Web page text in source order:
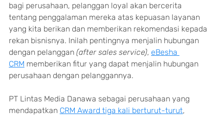
bagi perusahaan, pelanggan loyal akan bercerita
tentang penggalaman mereka atas kepuasan layanan
yang kita berikan dan memberikan rekomendasi kepada
rekan bisnisnya. Inilah pentingnya menjalin hubungan
dengan pelanggan (after sales service), eBesha
CRM memberikan fitur yang dapat menjalin hubungan
perusahaan dengan pelanggannya.
PT Lintas Media Danawa sebagai perusahaan yang
mendapatkan CRM Award tiga kali berturut-turut,